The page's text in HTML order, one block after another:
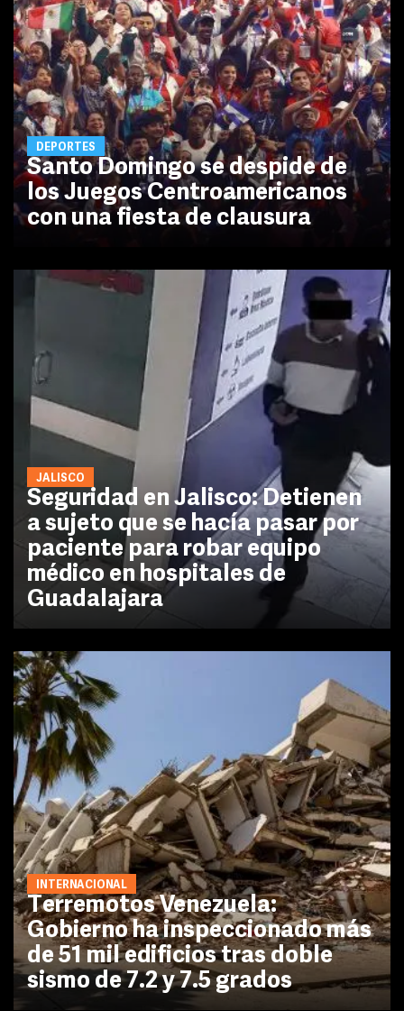
DEPORTES
Santo Domingo se despide de
los Juegos Centroamericanos
con una fiesta de clausura
JALISCO
Seguridad en Jalisco: Detienen
a sujeto que se hacía pasar por
paciente para robar equipo
médico en hospitales de
Guadalajara
INTERNACIONAL
Terremotos Venezuela:
Gobierno ha inspeccionado más
de 51 mil edificios tras doble
sismo de 7.2 y 7.5 grados